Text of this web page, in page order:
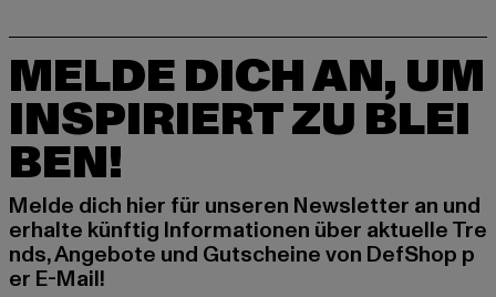
MELDE DICH AN, UM
INSPIRIERT ZU BLEI
BEN!
Melde dich hier für unseren Newsletter an und
erhalte künftig Informationen über aktuelle Tre
nds, Angebote und Gutscheine von DefShop p
er E-Mail!